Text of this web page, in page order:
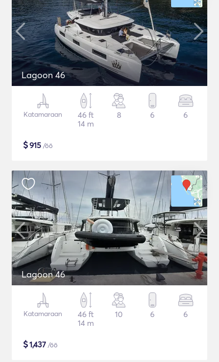
Lagoon 46
Katamaraan
46 ft
14 m
8 6 6
$915 /öö
Lagoon 46
Katamaraan
46 ft
14 m
10 6 6
$1,437 /öö